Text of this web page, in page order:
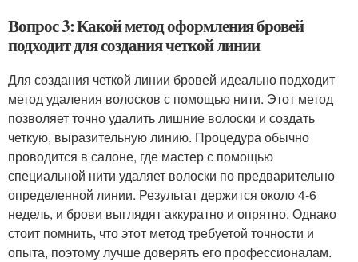
Вопрос 3: Какой метод оформления бровей
подходит для создания четкой линии
Для создания четкой линии бровей идеально подходит
метод удаления волосков с помощью нити. Этот метод
позволяет точно удалить лишние волоски и создать
четкую, выразительную линию. Процедура обычно
проводится в салоне, где мастер с помощью
специальной нити удаляет волоски по предварительно
определенной линии. Результат держится около 4-6
недель, и брови выглядят аккуратно и опрятно. Однако
стоит помнить, что этот метод требуетой точности и
опыта, поэтому лучше доверять его профессионалам.